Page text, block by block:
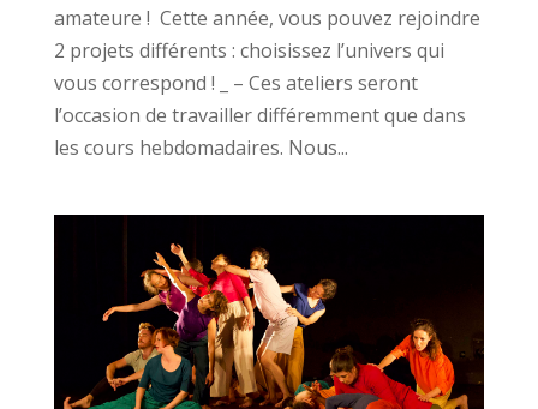
amateure ! Cette année, vous pouvez rejoindre
2 projets différents : choisissez l’univers qui
vous correspond ! _ – Ces ateliers seront
l’occasion de travailler différemment que dans
les cours hebdomadaires. Nous...